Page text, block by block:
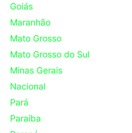
Goiás
Maranhão
Mato Grosso
Mato Grosso do Sul
Minas Gerais
Nacional
Pará
Paraíba